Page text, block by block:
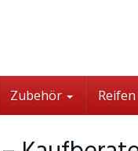
Zubehör Reifen